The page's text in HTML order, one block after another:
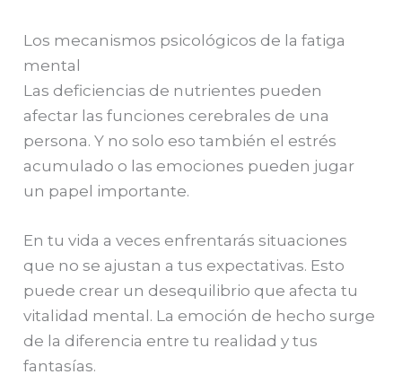
Los mecanismos psicológicos de la fatiga
mental
Las deficiencias de nutrientes pueden
afectar las funciones cerebrales de una
persona. Y no solo eso también el estrés
acumulado o las emociones pueden jugar
un papel importante.
En tu vida a veces enfrentarás situaciones
que no se ajustan a tus expectativas. Esto
puede crear un desequilibrio que afecta tu
vitalidad mental. La emoción de hecho surge
de la diferencia entre tu realidad y tus
fantasías.